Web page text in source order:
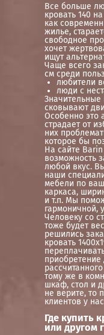
Все больше
кровать 140
как
жилье,
свободное
хочет
ищут
Чаще всего
см среди
любители
люди с
сковывают
Особенно это
страдает от
них
которое бы
На сайте
возможность
любой вкус.
наши
мебели по
каркаса,
и т.п. Мы
гармоничной,
Человеку со
тоже будет
решились
кровать
приобретение
тому же в
шкаф, стол и
не верите, то
клиентов у
Где купить
или другом